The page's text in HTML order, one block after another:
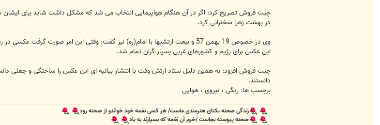
چیت فروش تصریح کرد: اگر در آن هنگام هواپیمایی انتخاب می شد که مشکل داشت شاید برای ایشان
در بهشت زهرا سخنرانی کرد.
وی در خصوص 19 بهمن 57 و بیعت ارتشیها با امام(ره) نیز گفت: وقتی این امر صورت
این عکس برای رژیم و کشورهای غربی بسیار گران تمام شد.
چیت فروش افزود: به همین دلیل ستاد ارتش وقت با انتشار بیانیه ای این عکس را ساختگی و جعلی
دانستند.
برچسب ها: ریگی ، نیروی ، هوایی
زندگی صحنه یکتای هنرمندی ماست/ هر کسی نغمه خود خواندو از صحنه رود
صحنه پیوسته بجاست /خرم آن نغمه که بسپارند به یاد